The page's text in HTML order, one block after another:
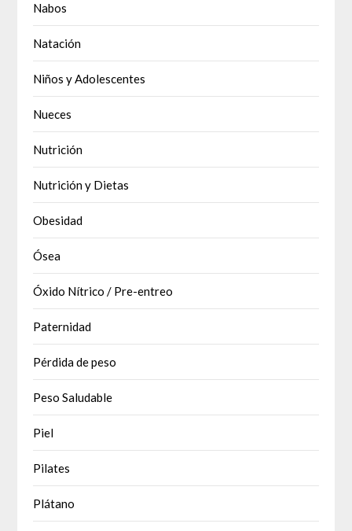
Nabos
Natación
Niños y Adolescentes
Nueces
Nutrición
Nutrición y Dietas
Obesidad
Ósea
Óxido Nítrico / Pre-entreo
Paternidad
Pérdida de peso
Peso Saludable
Piel
Pilates
Plátano